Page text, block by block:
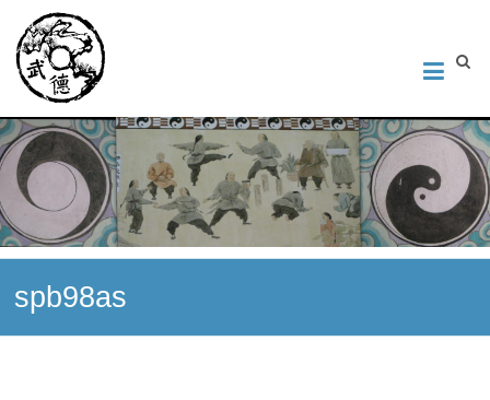
Институт Исследования Внутреннего Искусства
Школа тайцзи-цюань стиля Чэнь, Петербург. Руководитель
Андрей Середняков.
spb98as